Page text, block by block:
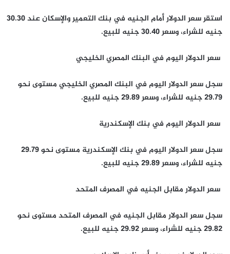
استقر سعر الدولار أمام الجنيه في بنك التعمير والإسكان عند 30.30
جنيه للشراء، وسعر 30.40 جنيه للبيع.
سعر الدولار اليوم في البنك المصري الخليجي
سجل سعر الدولار اليوم في البنك المصري الخليجي مستوى نحو
29.79 جنيه للشراء، وسعر 29.89 جنيه للبيع.
سعر الدولار اليوم في بنك الإسكندرية
سجل سعر الدولار اليوم في بنك الإسكندرية مستوى نحو 29.79
جنيه للشراء، وسعر 29.89 جنيه للبيع.
سعر الدولار مقابل الجنيه في المصرف المتحد
سجل سعر الدولار مقابل الجنيه في المصرف المتحد مستوى نحو
29.82 جنيه للشراء، وسعر 29.92 جنيه للبيع.